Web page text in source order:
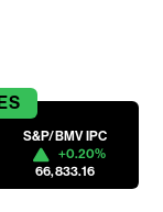
S&P/BMV IPC
+0.20%
66,833.16